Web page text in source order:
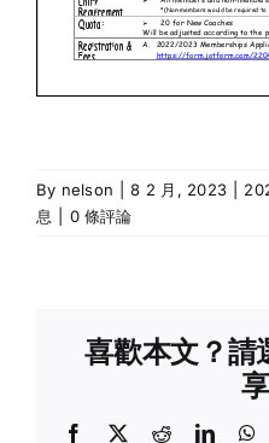
By nelson 8 2 月, 2023
息
0 條評論
喜歡本文？請
Facebook
X Reddit